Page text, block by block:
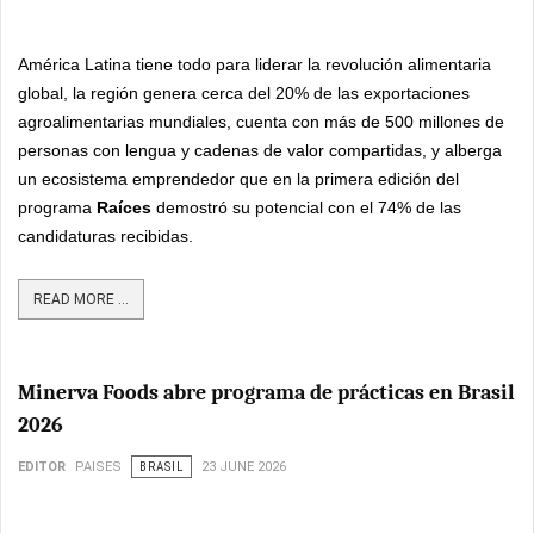
América Latina tiene todo para liderar la revolución alimentaria
global, la región genera cerca del 20% de las exportaciones
agroalimentarias mundiales, cuenta con más de 500 millones de
personas con lengua y cadenas de valor compartidas, y alberga
un ecosistema emprendedor que en la primera edición del
programa Raíces demostró su potencial con el 74% de las
candidaturas recibidas.
READ MORE ...
Minerva Foods abre programa de prácticas en Brasil
2026
EDITOR PAISES BRASIL 23 JUNE 2026